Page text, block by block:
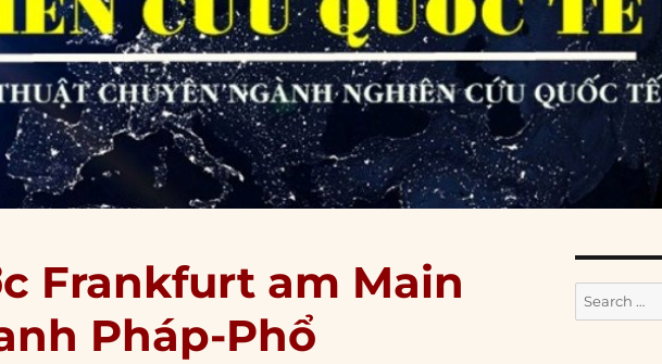
Frankfurt am Main
Pháp-Phổ
Search
for: